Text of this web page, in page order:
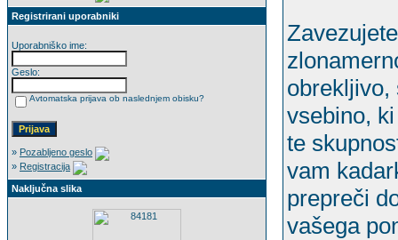
Registrirani uporabniki
Uporabniško ime:
Geslo:
Avtomatska prijava ob naslednjem obisku?
» Pozabljeno geslo
» Registracija
Naključna slika
obrekljivo,
vsebino,
te
vam
prepreči
vašega